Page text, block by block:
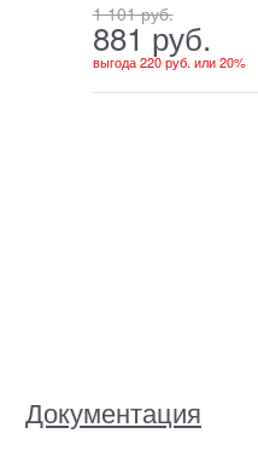
1 101 руб.
881 руб.
выгода220 руб. или20%
Документация